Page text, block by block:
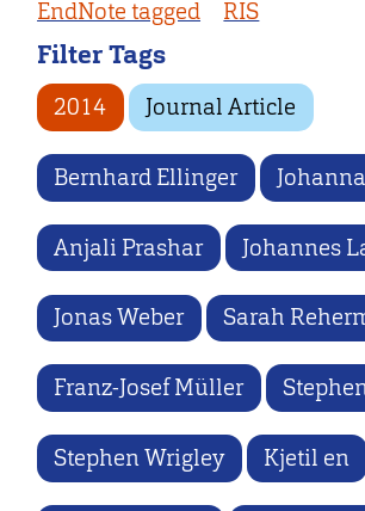
EndNote tagged
RIS
Filter Tags
2014 Journal Article
Bernhard Ellinger
Anjali Prashar Johannes
Jonas Weber Sarah
Franz-Josef Müller
Stephen Wrigley Kjetil en